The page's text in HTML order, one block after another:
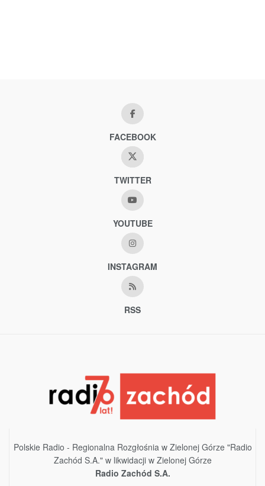
FACEBOOK
TWITTER
YOUTUBE
INSTAGRAM
RSS
Polskie Radio - Regionalna Rozgłośnia w Zielonej Górze "Radio
Zachód S.A." w likwidacji w Zielonej Górze
Radio Zachód S.A.